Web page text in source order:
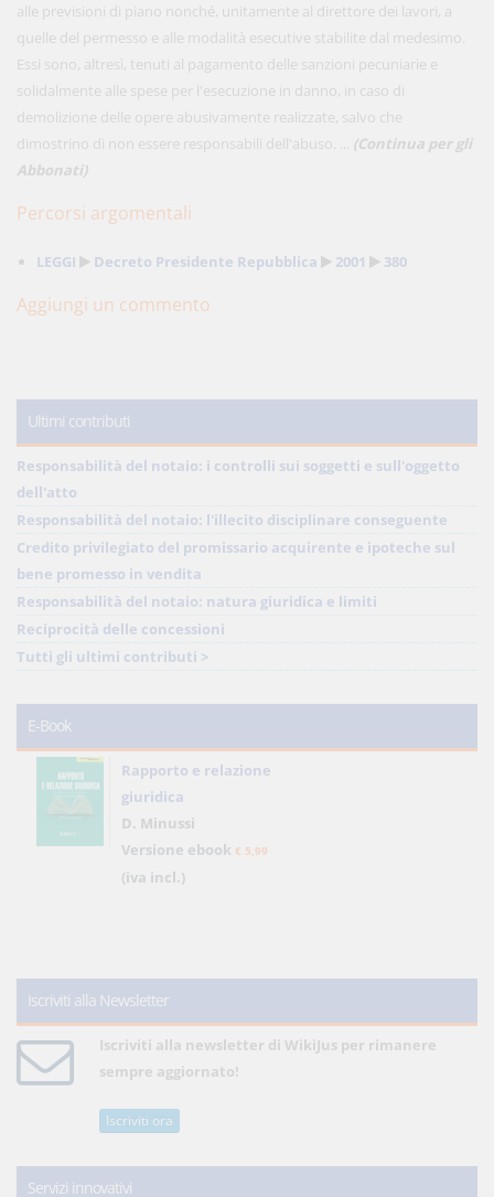
alle previsioni di piano nonché, unitamente al direttore dei lavori, a
quelle del permesso e alle modalità esecutive stabilite dal medesimo.
Essi sono, altresì, tenuti al pagamento delle sanzioni pecuniarie e
solidalmente alle spese per l'esecuzione in danno, in caso di
demolizione delle opere abusivamente realizzate, salvo che
dimostrino di non essere responsabili dell'abuso. ... (Continua per gli
Abbonati)
Percorsi argomentali
LEGGI Decreto Presidente Repubblica 2001 380
Aggiungi un commento
Ultimi contributi
Responsabilità del notaio: i controlli sui soggetti e sull'oggetto
dell'atto
Responsabilità del notaio: l'illecito disciplinare conseguente
Credito privilegiato del promissario acquirente e ipoteche sul
bene promesso in vendita
Responsabilità del notaio: natura giuridica e limiti
Reciprocità delle concessioni
Tutti gli ultimi contributi >
E-Book
Rapporto e relazione
giuridica
D. Minussi
Versione ebook € 5,99
(iva incl.)
Iscriviti alla Newsletter
Iscriviti alla newsletter di WikiJus per rimanere
sempre aggiornato!
Iscriviti ora
Servizi innovativi